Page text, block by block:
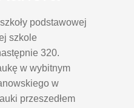
podstawowej
szkole
320.
w wybitnym
w
przeszedłem